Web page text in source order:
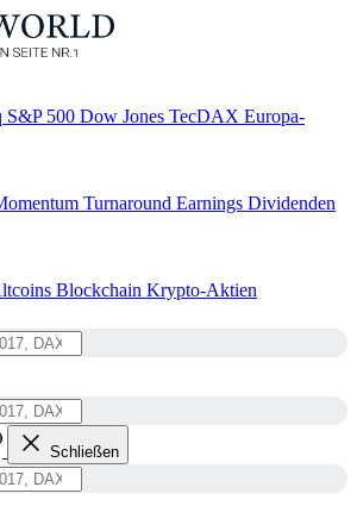
S&P 500 Dow Jones TecDAX Europa-
Turnaround Earnings Dividenden
Blockchain Krypto-Aktien
Schließen